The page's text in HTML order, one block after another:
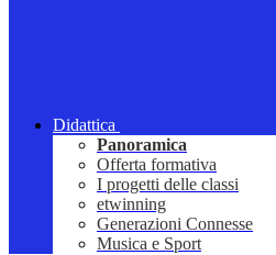
Didattica
Panoramica
Offerta formativa
I progetti delle classi
etwinning
Generazioni Connesse
Musica e Sport